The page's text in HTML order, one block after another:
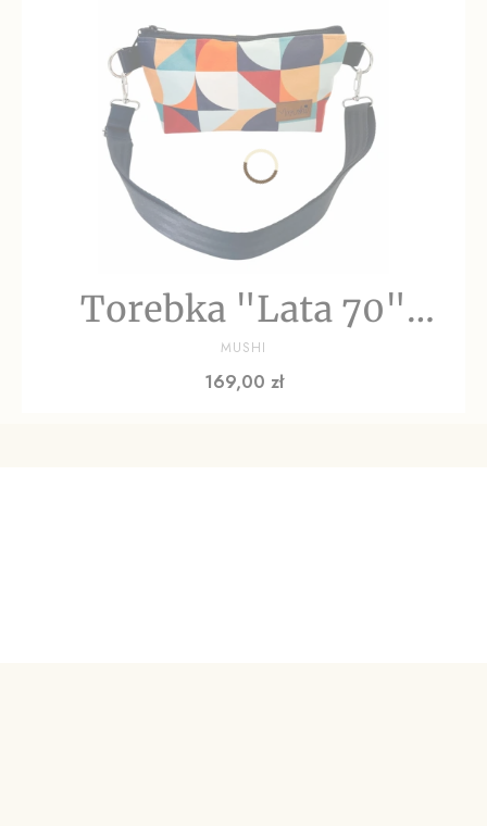
Torebka "Lata 70"
welur
PRODUCENT
MUSHI
Cena
169,00 zł